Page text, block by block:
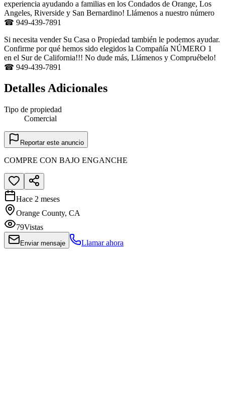
experiencia ayudando a familias en los Condados de Orange, Los
Angeles, Riverside y San Bernardino! Llámenos a nuestro número
☎ 949-439-7891
Si necesita vender Su Casa o Propiedad también le podemos ayudar.
Confirme por qué hemos sido elegidos la Compañía NÚMERO 1
en el Sur de California!!! No dude más, Llámenos y Compruébelo!
☎ 949-439-7891
Detalles Adicionales
Tipo de propiedad
Comercial
Reportar este anuncio
COMPRE CON BAJO ENGANCHE
Hace 2 meses
Orange County, CA
79Vistas
Enviar mensaje Llamar ahora